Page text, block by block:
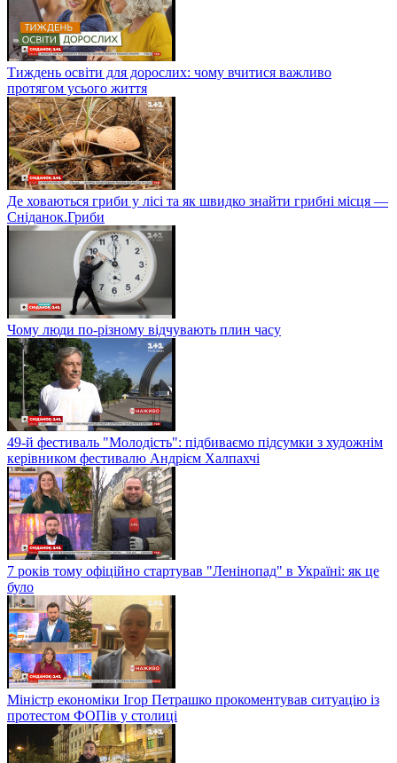
Тиждень освіти для дорослих: чому вчитися важливо
протягом усього життя
Де ховаються гриби у лісі та як швидко знайти грибні місця —
Сніданок.Гриби
Чому люди по-різному відчувають плин часу
49-й фестиваль "Молодість": підбиваємо підсумки з художнім
керівником фестивалю Андрієм Халпахчі
7 років тому офіційно стартував "Ленінопад" в Україні: як це
було
Міністр економіки Ігор Петрашко прокоментував ситуацію із
протестом ФОПів у столиці